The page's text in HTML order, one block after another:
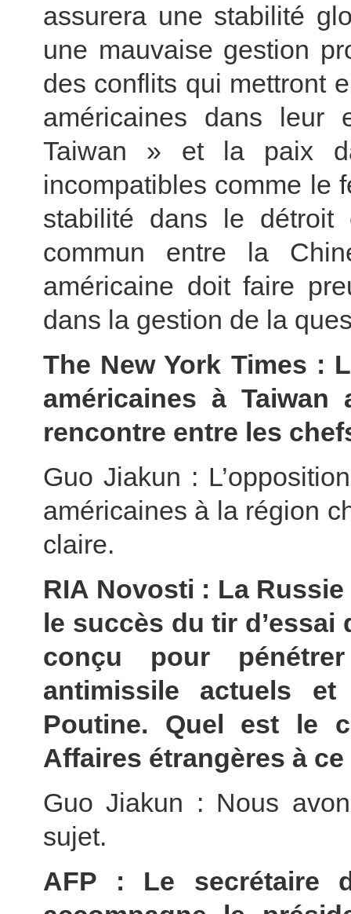
assurera une stabilité
une mauvaise gestion
des conflits qui mettront
américaines dans leur
Taiwan » et la paix
incompatibles comme le
stabilité dans le détroit
commun entre la
américaine doit faire
dans la gestion de la
The New York Times :
américaines à
rencontre entre les
Guo Jiakun :
américaines à la région
claire.
RIA Novosti : La
le succès du tir
conçu pour
antimissile actuels
Poutine. Quel est le
Affaires étrangères à
Guo Jiakun : Nous
sujet.
AFP : Le secrétaire